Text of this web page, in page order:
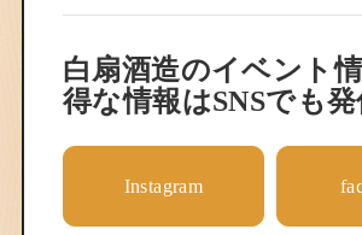
白扇酒造のイベント
得な情報はSNSでも
Instagram